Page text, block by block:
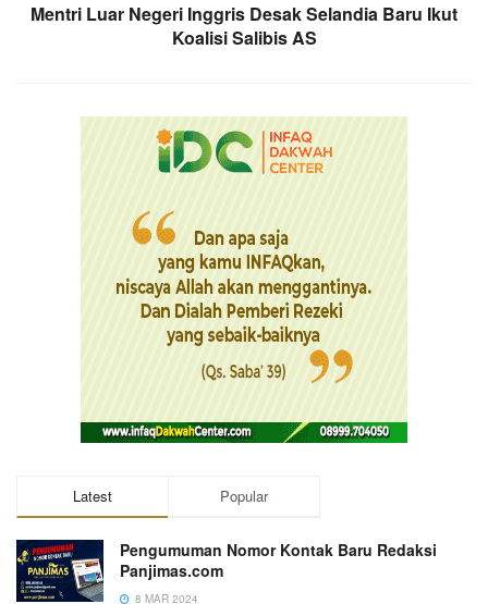
Mentri Luar Negeri Inggris Desak Selandia Baru Ikut
Koalisi Salibis AS
Latest Popular
Pengumuman Nomor Kontak Baru Redaksi
Panjimas.com
8 MAR 2024